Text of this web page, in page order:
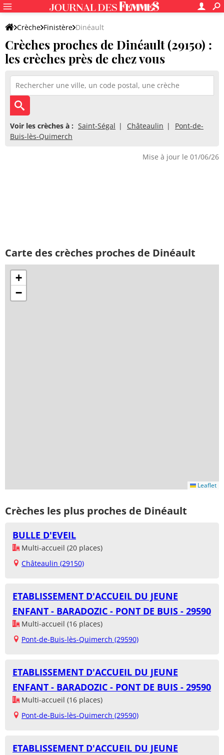
Crèche Finistère Dinéault
Crèches proches de Dinéault (29150) :
les crèches près de chez vous
Voir les crèches à : Saint-Ségal Châteaulin
Pont-de-
Buis-lès-Quimerch
Mise à jour le 01/06/26
Carte des crèches proches de Dinéault
+
−
Leaflet
Crèches les plus proches de Dinéault
BULLE D'EVEIL
Multi-accueil (20 places)
Châteaulin (29150)
ETABLISSEMENT D'ACCUEIL DU JEUNE
ENFANT - BARADOZIC - PONT DE BUIS - 29590
Multi-accueil (16 places)
Pont-de-Buis-lès-Quimerch (29590)
ETABLISSEMENT D'ACCUEIL DU JEUNE
ENFANT - BARADOZIC - PONT DE BUIS - 29590
Multi-accueil (16 places)
Pont-de-Buis-lès-Quimerch (29590)
ETABLISSEMENT D'ACCUEIL DU JEUNE